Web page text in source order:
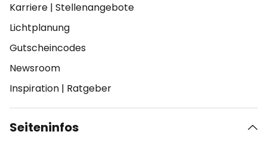
Karriere | Stellenangebote
Lichtplanung
Gutscheincodes
Newsroom
Inspiration | Ratgeber
Seiteninfos